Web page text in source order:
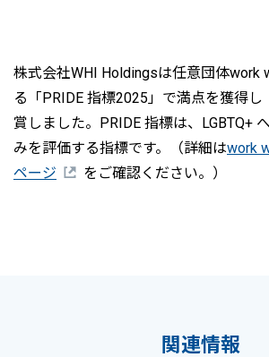
株式会社WHI Holdingsは任意団体work
る「PRIDE 指標2025」で満点を獲得し
賞しました。PRIDE 指標は、LGBTQ+
みを評価する指標です。（詳細はwork
ページ
をご確認ください。）
関連情報